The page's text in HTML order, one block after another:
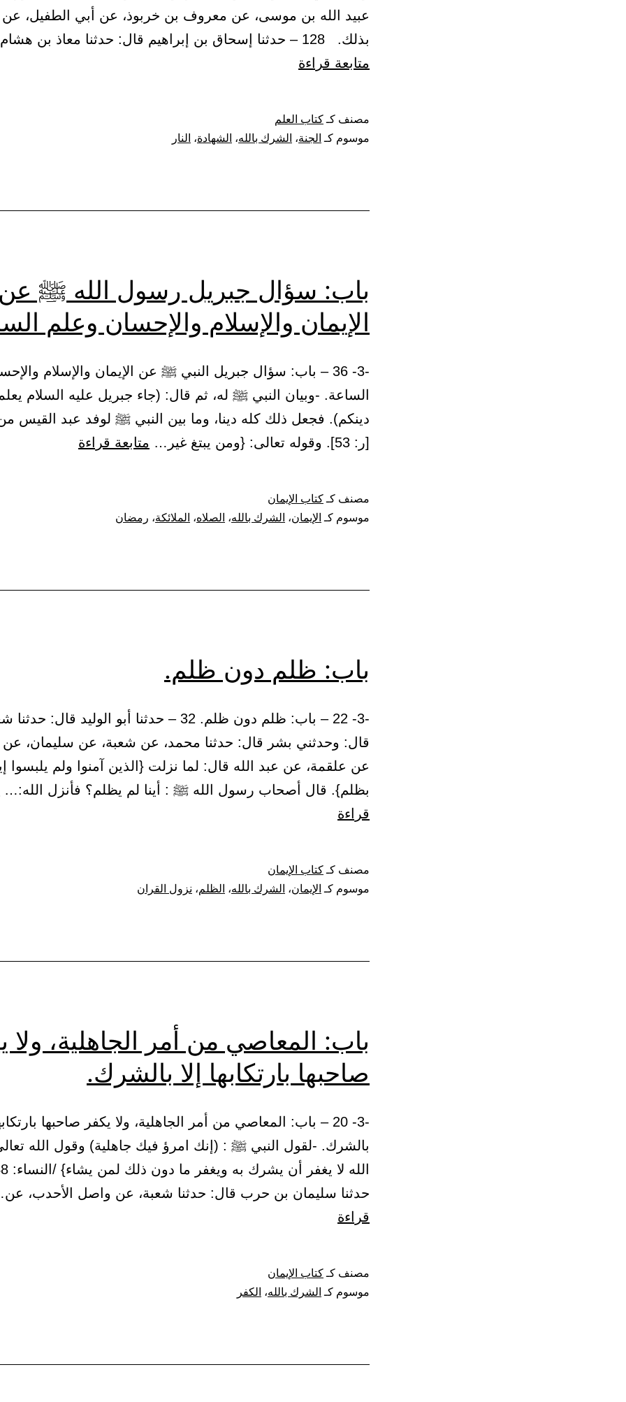
عبيد الله بن موسى، عن معروف بن خربوذ، عن أبي الطفيل،
بذلك. 128 – حدثنا إسحاق بن إبراهيم قال: حدثنا معاذ بن هشام قال:…
متابعة قراءة
بالعلم
يفهموا.
مصنف كـ كتاب العلم
موسوم كـ الجنة، الشرك بالله، الشهادة، النار
باب: سؤال جبريل رسول الله ﷺ عن
الإيمان والإسلام والإحسان وعلم
-3- 36 – باب: سؤال جبريل النبي ﷺ عن الإيمان والإسلام
الساعة. -وبيان النبي ﷺ له، ثم قال: (جاء جبريل عليه السلام
دينكم). فجعل ذلك كله دينا، وما بين النبي ﷺ لوفد عبد القيس من
[ر: 53]. وقوله تعالى: {ومن يبتغ غير…
متابعة قراءة
مصنف كـ كتاب الإيمان
موسوم كـ الإيمان، الشرك بالله، الصلاه، الملائكة، رمضان
باب: ظلم دون ظلم.
-3- 22 – باب: ظلم دون ظلم. 32 – حدثنا أبو الوليد قال:
قال: وحدثني بشر قال: حدثنا محمد، عن شعبة، عن سليمان، عن
عن علقمة، عن عبد الله قال: لما نزلت {الذين آمنوا ولم يلبسوا
بظلم}. قال أصحاب رسول الله ﷺ : أينا لم يظلم؟ فأنزل الله:…
قراءة
ظلم.
مصنف كـ كتاب الإيمان
موسوم كـ الإيمان، الشرك بالله، الظلم، نزول القران
باب: المعاصي من أمر الجاهلية، ولا
صاحبها بارتكابها إلا بالشرك.
-3- 20 – باب: المعاصي من أمر الجاهلية، ولا يكفر صاحبها
بالشرك. -لقول النبي ﷺ : (إنك امرؤ فيك جاهلية) وقول الله
حدثنا سليمان بن حرب قال: حدثنا شعبة، عن واصل الأحدب،
قراءة
أمر
مصنف كـ كتاب الإيمان
موسوم كـ الشرك بالله، الكفر